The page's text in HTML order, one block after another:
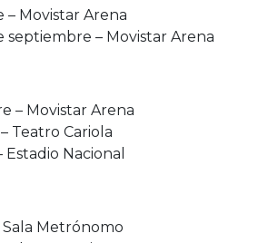
– Movistar Arena
septiembre – Movistar Arena
– Movistar Arena
Teatro Cariola
Nacional
Sala Metrónomo